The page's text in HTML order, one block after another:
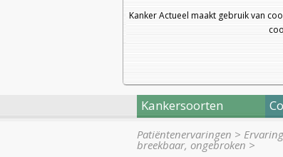
Kanker Actueel maakt gebruik van
Kankersoorten
Patiëntenervaringen >
breekbaar, ongebroken >